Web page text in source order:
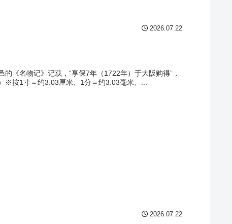
2026.07.22
《名物记》记载，“享保7年（1722年）于大阪购得”，
※按1寸＝约3.03厘米、1分＝约3.03毫米、...
2026.07.22